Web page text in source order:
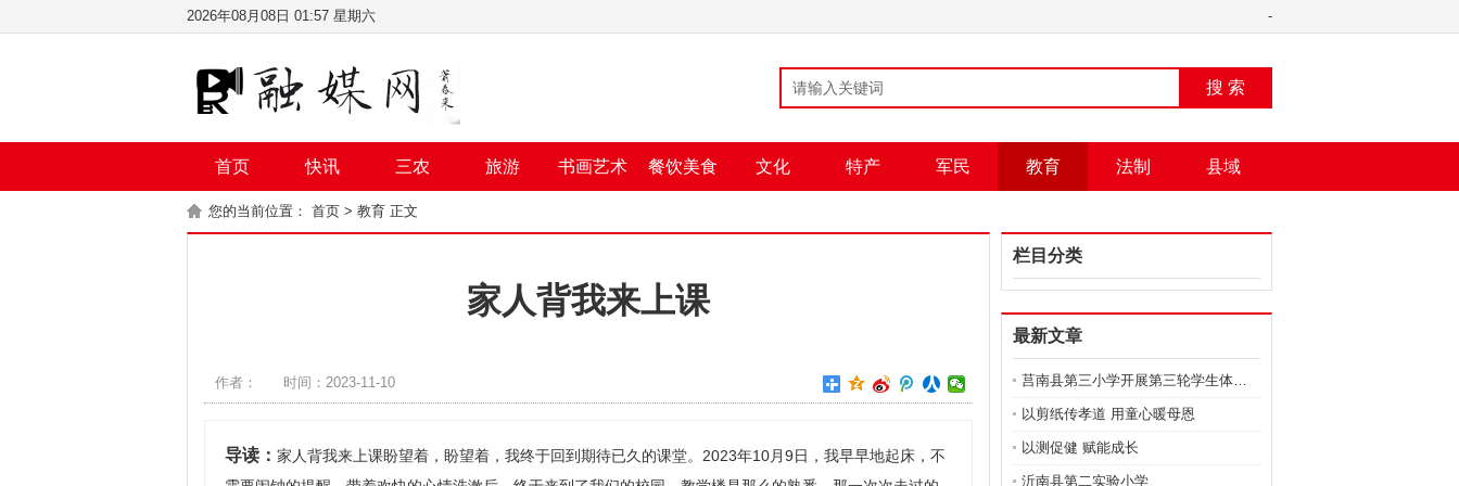
-
2026年08月08日 01:57 星期六
搜 索
首页 快讯 三农 旅游 书画艺术 餐饮美食 文化 特产 军民 教育 法制 县域
您的当前位置： 首页 > 教育 正文
家人背我来上课
作者： 时间：2023-11-10
导读： 家人背我来上课盼望着，盼望着，我终于回到期待已久的课堂。2023年10月9日，我早早地起床，不
栏目分类
最新文章
莒南县第三小学开展第三轮学生体质健康抽测
以剪纸传孝道 用童心暖母恩
以测促健 赋能成长
沂南县第二实验小学 ​